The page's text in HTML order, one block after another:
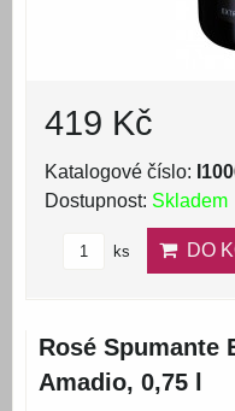
419 Kč
Katalogové číslo:
Dostupnost: Skladem
ks DO
Rosé Spumante
Amadio, 0,75 l